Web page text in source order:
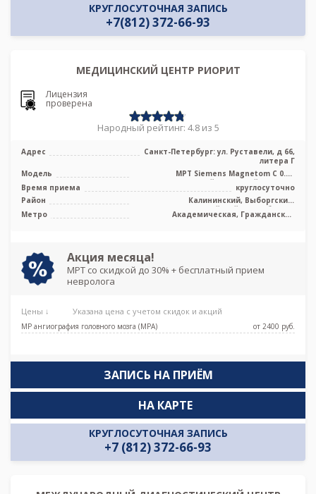
КРУГЛОСУТОЧНАЯ ЗАПИСЬ
+7(812) 372-66-93
МЕДИЦИНСКИЙ ЦЕНТР РИОРИТ
Лицензия
проверена
Народный рейтинг: 4.8 из 5
Адрес
Санкт-Петербург: ул. Руставели, д 66,
литера Г
Модель
МРТ Siemens Magnetom C 0.4T
среднепольный открытый тип, УЗИ
Samsung
Время приема
круглосуточно
Район
Калининский, Выборгский,
Красногвардейский, Лен. область
Метро
Академическая, Гражданский
Акция месяца!
МРТ со скидкой до 30% + бесплатный прием
невролога
Цены ↓ Указана цена с учетом скидок и акций
МР ангиография головного мозга (МРА) от 2400 pуб.
ЗАПИСЬ НА ПРИЁМ
КРУГЛОСУТОЧНАЯ ЗАПИСЬ
+7 (812) 372-66-93
НА КАРТЕ